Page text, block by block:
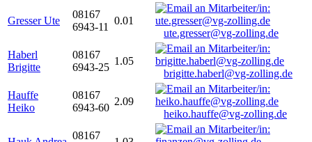
Gresser Ute
08167
6943-11
0.01
ute.gresser@vg-zolling.de
Haberl
Brigitte
08167
6943-25
1.05
brigitte.haberl@vg-zolling.de
Hauffe
Heiko
08167
6943-60
2.09
heiko.hauffe@vg-zolling.de
08167